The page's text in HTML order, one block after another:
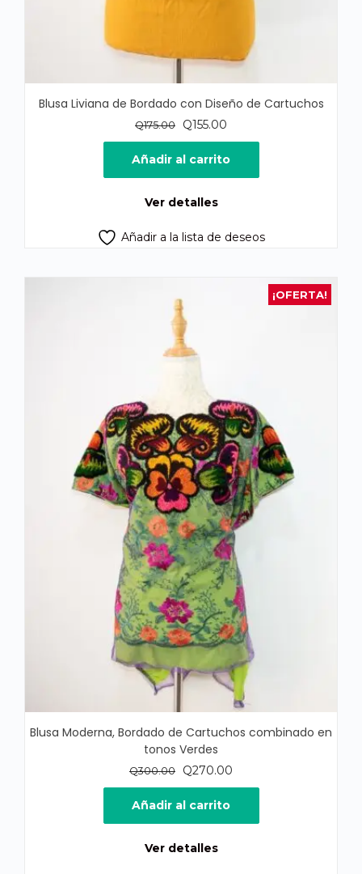
Blusa Liviana de Bordado con Diseño de Cartuchos
Q175.00
El
precio
original
era:
Q155.00
precio
actual
es:
Añadir al carrito
Ver detalles
Añadir a la lista de deseos
¡OFERTA!
Blusa Moderna, Bordado de Cartuchos combinado en
tonos Verdes
Q300.00
El
precio
original
era:
Q270.00
precio
es:
Añadir al carrito
Ver detalles